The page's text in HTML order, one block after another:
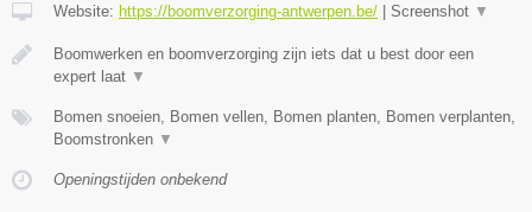
Website: https://boomverzorging-antwerpen.be/ | Screenshot ▼
Boomwerken en boomverzorging zijn iets dat u best door een
expert laat ▼
Bomen snoeien, Bomen vellen, Bomen planten, Bomen verplanten,
Boomstronken ▼
Openingstijden onbekend